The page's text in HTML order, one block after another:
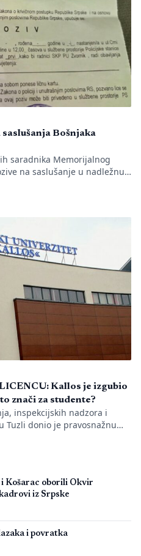
Bošnjaka
saradnika Memorijalnog
na saslušanje u nadležnu
javnog tužilaštva u
Izvještaja o negiranju
upozoravaju da se
Kallos je izgubio
znači za studente?
inspekcijskih nadzora i
Tuzli donio je pravosnažnu
trajna zabrana rada
Dok sud konstatuje drastične
ostaje bez odgovora:
Kantonalnog suda u […]
Košarac oborili Okvir
iz Srpske
i povratka